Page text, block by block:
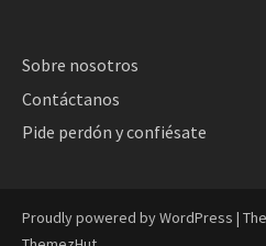
Sobre nosotros
Contáctanos
Pide perdón y confiésate
Proudly powered by WordPress |